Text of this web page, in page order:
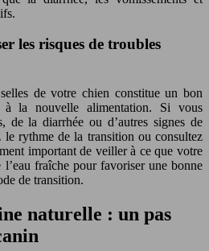
les risques de troubles
de votre chien constitue un bon
à la nouvelle alimentation. Si vous
de la diarrhée ou d’autres signes de
le rythme de la transition ou consultez
important de veiller à ce que votre
fraîche pour favoriser une bonne
de transition.
naturelle : un pas